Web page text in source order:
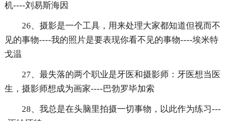
机----刘易斯海因
26、摄影是一个工具，用来处理大家都知道但视而不
见的事物----我的照片是要表现你看不见的事物----埃米特
戈温
27、最失落的两个职业是牙医和摄影师：牙医想当医
生，摄影师想成为画家----巴勃罗毕加索
28、我总是在头脑里拍摄一切事物，以此作为练习---